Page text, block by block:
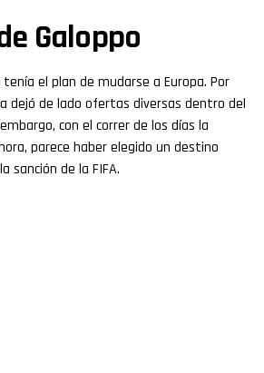
Galoppo
el plan de mudarse a Europa. Por
dejó de lado ofertas diversas dentro del
con el correr de los días la
parece haber elegido un destino
sanción de la FIFA.